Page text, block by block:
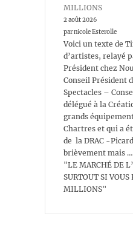
MILLIONS
2 août 2026
par nicole Esterolle
Voici un texte de
d’artistes, relayé
Président chez
Conseil Président
Spectacles –
délégué à la
grands
Chartres et qui a
de la DRAC -
brièvement mais
"LE MARCHÉ DE
SURTOUT SI VOUS
MILLIONS"